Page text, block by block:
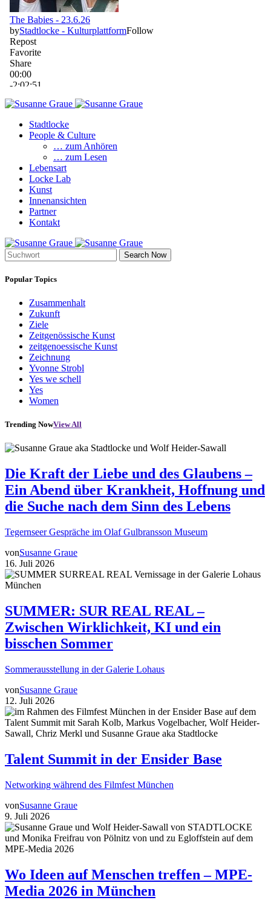
Stadtlocke
People & Culture
… zum Anhören
… zum Lesen
Lebensart
Locke Lab
Kunst
Innenansichten
Partner
Kontakt
Search Now
Popular Topics
Zusammenhalt
Zukunft
Ziele
Zeitgenössische Kunst
zeitgenoessische Kunst
Zeichnung
Yvonne Strobl
Yes we schell
Yes
Women
Trending NowView All
Die Kraft der Liebe und des Glaubens –
Ein Abend über Krankheit, Hoffnung und
die Suche nach dem Sinn des Lebens
Tegernseer Gespräche im Olaf Gulbransson Museum
vonSusanne Graue
16. Juli 2026
SUMMER: SUR REAL REAL –
Zwischen Wirklichkeit, KI und ein
bisschen Sommer
Sommerausstellung in der Galerie Lohaus
vonSusanne Graue
12. Juli 2026
Talent Summit in der Ensider Base
Networking während des Filmfest München
vonSusanne Graue
9. Juli 2026
Wo Ideen auf Menschen treffen – MPE-
Media 2026 in München